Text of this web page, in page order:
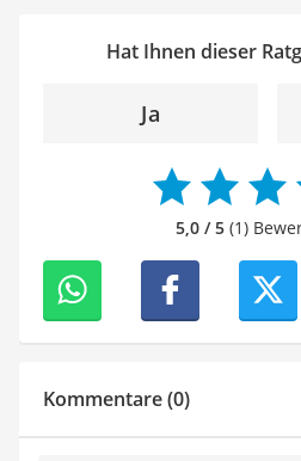
Hat Ihnen dieser
Ja
5,0 / 5(1)
Kommentare (0)